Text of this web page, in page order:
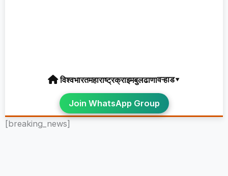
विश्वभारतमहाराष्ट्रक्राइमबुलढाणावऱ्हाड▾
Join WhatsApp Group
[breaking_news]